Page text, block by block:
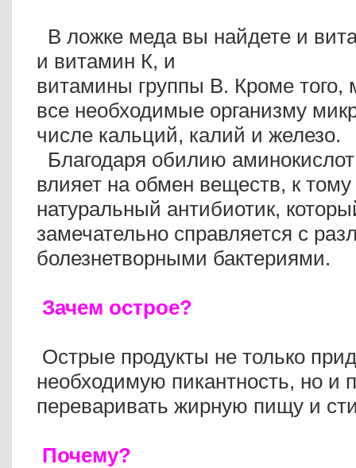
В ложке меда вы найдете и
и витамин К, и
витамины группы В. Кроме того,
все необходимые организму
числе кальций, калий и железо.
Благодаря обилию
влияет на обмен веществ, к
натуральный антибиотик,
замечательно справляется с
болезнетворными бактериями.
Зачем острое?
Острые продукты не только
необходимую пикантность, но и
переваривать жирную пищу и
Почему?